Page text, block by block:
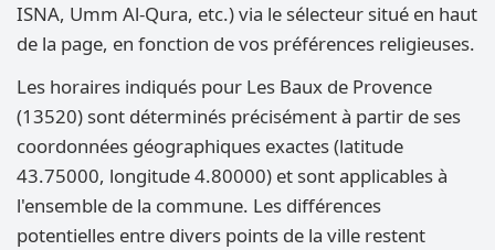
ISNA, Umm Al-Qura, etc.) via le sélecteur situé en haut
de la page, en fonction de vos préférences religieuses.
Les horaires indiqués pour Les Baux de Provence
(13520) sont déterminés précisément à partir de ses
coordonnées géographiques exactes (latitude
43.75000, longitude 4.80000) et sont applicables à
l'ensemble de la commune. Les différences
potentielles entre divers points de la ville restent